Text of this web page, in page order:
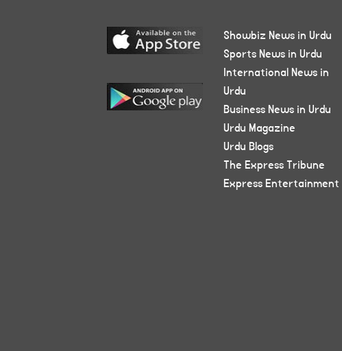
Showbiz News in Urdu
Sports News in Urdu
International News in
Urdu
Business News in Urdu
Urdu Magazine
Urdu Blogs
The Express Tribune
Express Entertainment